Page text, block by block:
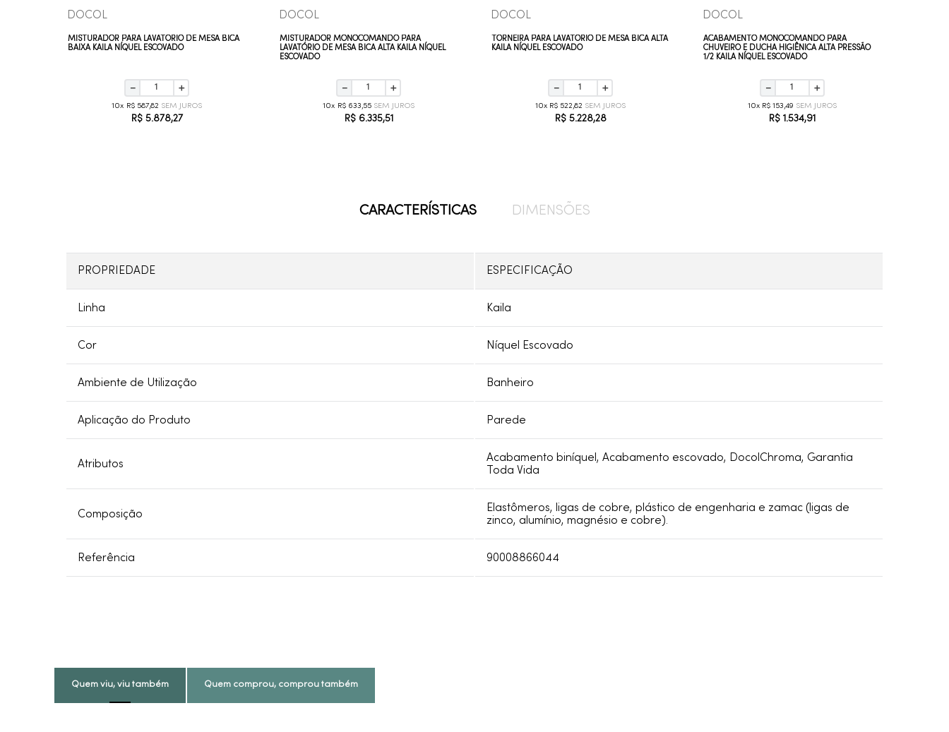
DOCOL
MISTURADOR PARA LAVATÓRIO DE MESA BICA
BAIXA KAILA NÍQUEL ESCOVADO
＋
－
10 R$ 587,82
R$ 5.878,27
DOCOL
MISTURADOR MONOCOMANDO PARA
LAVATÓRIO DE MESA BICA ALTA KAILA NÍQUEL
ESCOVADO
＋
－
10 R$ 633,55
R$ 6.335,51
DOCOL
TORNEIRA PARA LAVATÓRIO DE MESA BICA ALTA
KAILA NÍQUEL ESCOVADO
＋
－
10 R$ 522,82
R$ 5.228,28
DOCOL
ACABAMENTO MONOCOMANDO PARA
CHUVEIRO E DUCHA HIGIÊNICA ALTA PRESSÃO
1/2 KAILA NÍQUEL ESCOVADO
＋
－
10 R$ 153,49
R$ 1 .534,91
CARACTERÍSTICAS DIMENSÕES
PROPRIEDADE ESPECIFICAÇÃO
Linha Kaila
Cor Níquel Escovado
Ambiente de Utilização Banheiro
Aplicação do Produto Parede
Atributos
Acabamento biníquel, Acabamento escovado, DocolChroma, Garantia
Toda Vida
Composição
Elastômeros, ligas de cobre, plástico de engenharia e zamac (ligas de
zinco, alumínio, magnésio e cobre).
Referência 90008866044
Quem viu, viu também Quem comprou, comprou também